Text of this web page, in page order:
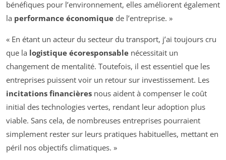
bénéfiques pour l’environnement, elles améliorent également
la performance économique de l’entreprise. »
« En étant un acteur du secteur du transport, j’ai toujours cru
que la logistique écoresponsable nécessitait un
changement de mentalité. Toutefois, il est essentiel que les
entreprises puissent voir un retour sur investissement. Les
incitations financières nous aident à compenser le coût
initial des technologies vertes, rendant leur adoption plus
viable. Sans cela, de nombreuses entreprises pourraient
simplement rester sur leurs pratiques habituelles, mettant en
péril nos objectifs climatiques. »